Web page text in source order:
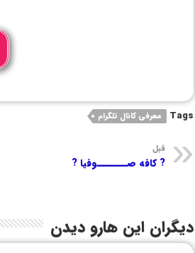
Tags معرفی کانال تلگرام
قبل
? کافه صـــــــوفیا ?
دیگران این هارو دیدن